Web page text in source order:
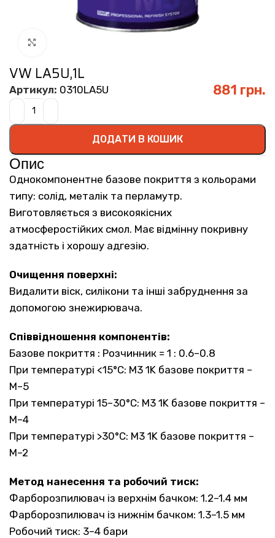
VW LA5U,1L
Артикул: 0310LA5U 881 грн.
ДОДАТИ В КОШИК
Опис
Однокомпонентне базове покриття з кольорами
типу: солід, металік та перламутр.
Виготовляється з високоякісних
атмосферостійких смол. Має відмінну покривну
здатність і хорошу адгезію.
Очищення поверхні:
Видалити віск, силікони та інші забруднення за
допомогою знежирювача.
Співвідношення компонентів:
Базове покриття : Розчинник = 1 : 0.6–0.8
При температурі <15°C: M3 1K базове покриття –
M–5
При температурі 15–30°C: M3 1K базове покриття –
M–4
При температурі >30°C: M3 1K базове покриття –
M–2
Метод нанесення та робочий тиск:
Фарборозпилювач із верхнім бачком: 1.2–1.4 мм
Фарборозпилювач із нижнім бачком: 1.3–1.5 мм
Робочий тиск: 3–4 бари